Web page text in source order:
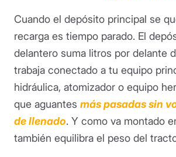
Cuando el depósito principal se
recarga es tiempo parado. El
delantero suma litros por delante
trabaja conectado a tu equipo
hidráulica, atomizador o equipo
que aguantes más pasadas sin
de llenado. Y como va montado
también equilibra el peso del